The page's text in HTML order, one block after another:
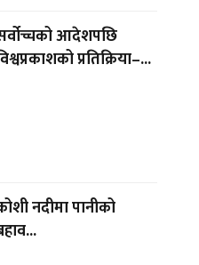
आदेशपछि
प्रतिक्रिया–...
नदीमा पानीको